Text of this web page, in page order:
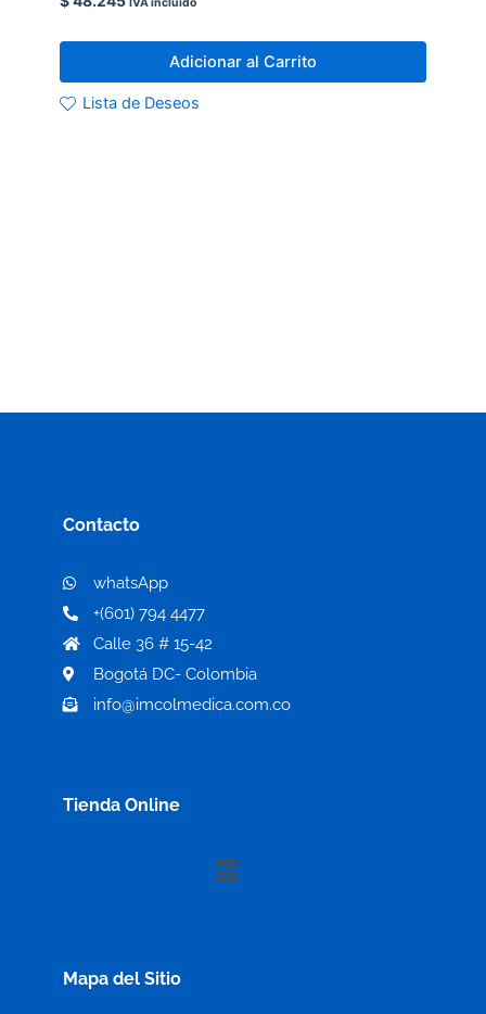
Adicionar al Carrito
Lista de Deseos
Contacto
whatsApp
+(601) 794 4477
Calle 36 # 15-42
Bogotá DC- Colombia
info@imcolmedica.com.co
Tienda Online
Menú
Mapa del Sitio